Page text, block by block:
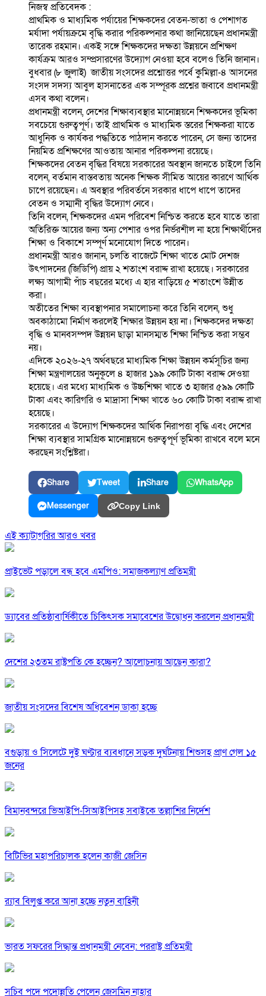
নিজস্ব প্রতিবেদক :
প্রাথমিক ও মাধ্যমিক পর্যায়ের শিক্ষকদের বেতন-ভাতা ও পেশাগত
মর্যাদা পর্যায়ক্রমে বৃদ্ধি করার পরিকল্পনার কথা জানিয়েছেন প্রধানমন্ত্রী
তারেক রহমান। একই সঙ্গে শিক্ষকদের দক্ষতা উন্নয়নে প্রশিক্ষণ
কার্যক্রম আরও সম্প্রসারণের উদ্যোগ নেওয়া হবে বলেও তিনি জানান।
বুধবার (৮ জুলাই) জাতীয় সংসদের প্রশ্নোত্তর পর্বে কুমিল্লা-৪ আসনের
সংসদ সদস্য আবুল হাসনাতের এক সম্পূরক প্রশ্নের জবাবে প্রধানমন্ত্রী
এসব কথা বলেন।
প্রধানমন্ত্রী বলেন, দেশের শিক্ষাব্যবস্থার মানোন্নয়নে শিক্ষকদের ভূমিকা
সবচেয়ে গুরুত্বপূর্ণ। তাই প্রাথমিক ও মাধ্যমিক স্তরের শিক্ষকরা যাতে
আধুনিক ও কার্যকর পদ্ধতিতে পাঠদান করতে পারেন, সে জন্য তাদের
নিয়মিত প্রশিক্ষণের আওতায় আনার পরিকল্পনা রয়েছে।
শিক্ষকদের বেতন বৃদ্ধির বিষয়ে সরকারের অবস্থান জানতে চাইলে তিনি
বলেন, বর্তমান বাস্তবতায় অনেক শিক্ষক সীমিত আয়ের কারণে আর্থিক
চাপে রয়েছেন। এ অবস্থার পরিবর্তনে সরকার ধাপে ধাপে তাদের
বেতন ও সম্মানী বৃদ্ধির উদ্যোগ নেবে।
তিনি বলেন, শিক্ষকদের এমন পরিবেশ নিশ্চিত করতে হবে যাতে তারা
অতিরিক্ত আয়ের জন্য অন্য পেশার ওপর নির্ভরশীল না হয়ে শিক্ষার্থীদের
শিক্ষা ও বিকাশে সম্পূর্ণ মনোযোগ দিতে পারেন।
প্রধানমন্ত্রী আরও জানান, চলতি বাজেটে শিক্ষা খাতে মোট দেশজ
উৎপাদনের (জিডিপি) প্রায় ২ শতাংশ বরাদ্দ রাখা হয়েছে। সরকারের
লক্ষ্য আগামী পাঁচ বছরের মধ্যে এ হার বাড়িয়ে ৫ শতাংশে উন্নীত
করা।
অতীতের শিক্ষা ব্যবস্থাপনার সমালোচনা করে তিনি বলেন, শুধু
অবকাঠামো নির্মাণ করলেই শিক্ষার উন্নয়ন হয় না। শিক্ষকদের দক্ষতা
বৃদ্ধি ও মানবসম্পদ উন্নয়ন ছাড়া মানসম্মত শিক্ষা নিশ্চিত করা সম্ভব
নয়।
এদিকে ২০২৬-২৭ অর্থবছরে মাধ্যমিক শিক্ষা উন্নয়ন কর্মসূচির জন্য
শিক্ষা মন্ত্রণালয়ের অনুকূলে ৪ হাজার ১৯৯ কোটি টাকা বরাদ্দ দেওয়া
হয়েছে। এর মধ্যে মাধ্যমিক ও উচ্চশিক্ষা খাতে ৩ হাজার ৫৯৯ কোটি
টাকা এবং কারিগরি ও মাদ্রাসা শিক্ষা খাতে ৬০ কোটি টাকা বরাদ্দ রাখা
হয়েছে।
সরকারের এ উদ্যোগ শিক্ষকদের আর্থিক নিরাপত্তা বৃদ্ধি এবং দেশের
শিক্ষা ব্যবস্থার সামগ্রিক মানোন্নয়নে গুরুত্বপূর্ণ ভূমিকা রাখবে বলে মনে
করছেন সংশ্লিষ্টরা।
Share Tweet Share WhatsApp
Messenger Copy Link
এই ক্যাটাগরির আরও খবর
প্রাইভেট পড়ালে বন্ধ হবে এমপিও: সমাজকল্যাণ প্রতিমন্ত্রী
ড্যাবের প্রতিষ্ঠাবার্ষিকীতে চিকিৎসক সমাবেশের উদ্বোধন করলেন প্রধানমন্ত্রী
দেশের ২৩তম রাষ্ট্রপতি কে হচ্ছেন? আলোচনায় আছেন কারা?
জাতীয় সংসদের বিশেষ অধিবেশন ডাকা হচ্ছে
বগুড়ায় ও সিলেটে দুই ঘণ্টার ব্যবধানে সড়ক দুর্ঘটনায় শিশুসহ প্রাণ গেল ১৫
জনের
বিমানবন্দরে ভিআইপি-সিআইপিসহ সবাইকে তল্লাশির নির্দেশ
বিটিভির মহাপরিচালক হলেন কাজী জেসিন
র‍্যাব বিলুপ্ত করে আনা হচ্ছে নতুন বাহিনী
ভারত সফরের সিদ্ধান্ত প্রধানমন্ত্রী নেবেন: পররাষ্ট্র প্রতিমন্ত্রী
সচিব পদে পদোন্নতি পেলেন জেসমিন নাহার